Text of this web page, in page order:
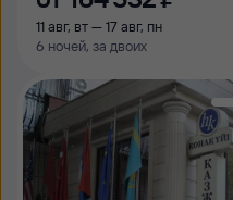
11 авг, вт — 17 авг, пн
6 ночей, за двоих